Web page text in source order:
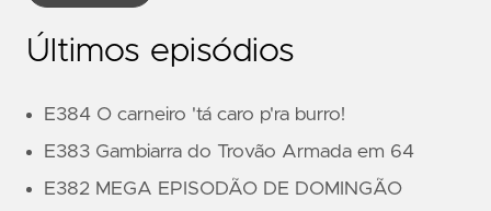
Últimos episódios
E384 O carneiro 'tá caro p'ra burro!
E383 Gambiarra do Trovão Armada em 64
E382 MEGA EPISODÃO DE DOMINGÃO